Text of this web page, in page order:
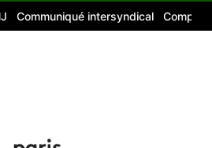
Communiqué intersyndical Compte-